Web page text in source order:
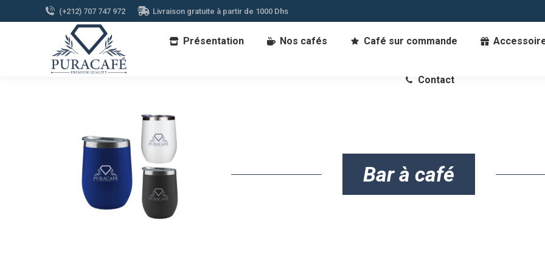
(+212) 707 747 972 Livraison gratuite à partir de 1000 Dhs
Présentation Nos cafés Café sur commande
Contact
Bar à café